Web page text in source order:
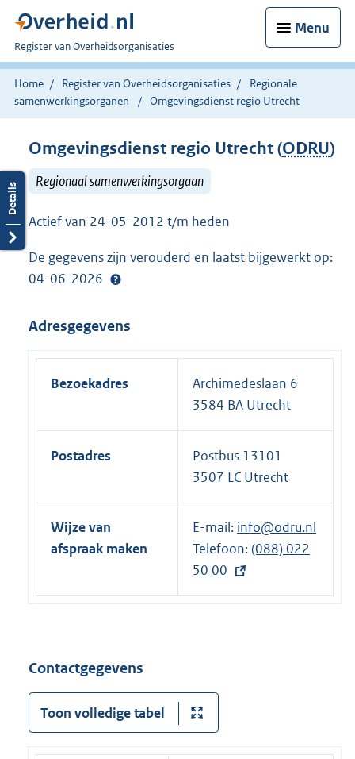
Menu
U
bent
nu
hier:
Register van Overheidsorganisaties
Home Register van Overheidsorganisaties
Regionale
samenwerkingsorganen
Omgevingsdienst regio Utrecht
Omgevingsdienst regio Utrecht (ODRU)
Regionaal samenwerkingsorgaan
Actief van 24-05-2012 t/m heden
De gegevens zijn verouderd en laatst bijgewerkt op:
04-06-2026
Adresgegevens
Bezoekadres
Archimedeslaan 6
3584 BA Utrecht
Postadres
Postbus 13101
3507 LC Utrecht
Wijze van
afspraak maken
E-mail: info@odru.nl
Telefoon:E
t
(088) 022
50 00
Contactgegevens
Toon volledige tabel